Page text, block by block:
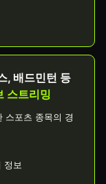
, 배드민턴 등
스트리밍
스포츠 종목의 경
정보